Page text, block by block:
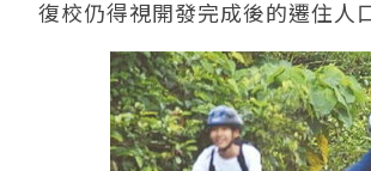
復校仍得視開發完成後的遷住人